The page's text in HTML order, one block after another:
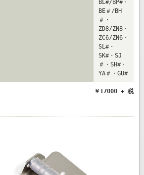
BL#/BP#・
BE＃/BH
＃・
ZD8/ZN8・
ZC6/ZN6・
SL#・
SK#・SJ
＃・SH#・
YA＃・GU#
￥17000 + 税